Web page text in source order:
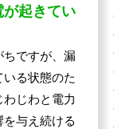
が起きてい
ちですが、漏
る状態のた
じわと電力
与え続ける